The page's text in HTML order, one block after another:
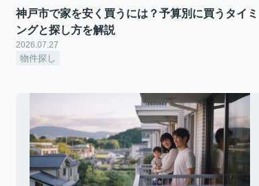
神戸市で家を安く買うには？予算別に買うタイミ
ングと探し方を解説
2026.07.27
物件探し